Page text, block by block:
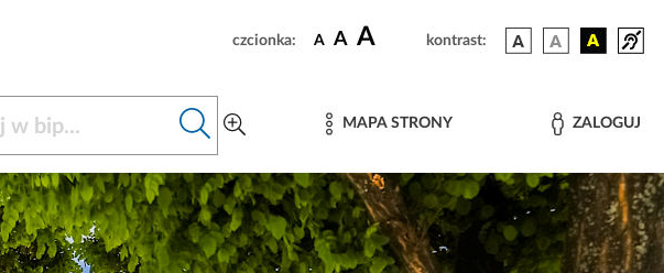
czcionka: A A A kontrast:
MAPA STRONY ZALOGUJ